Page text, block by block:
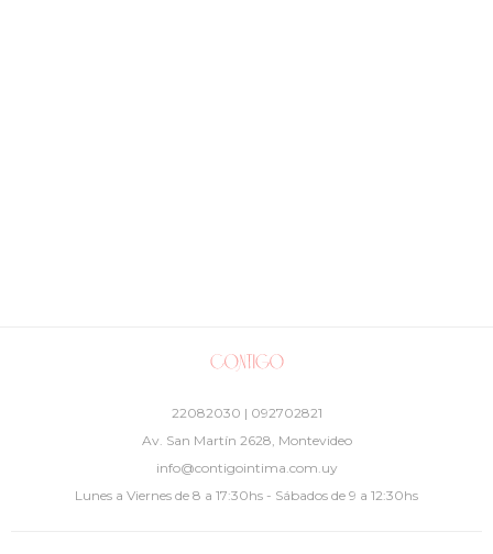
22082030 | 092702821
Av. San Martín 2628, Montevideo
info@contigointima.com.uy
Lunes a Viernes de 8 a 17:30hs - Sábados de 9 a 12:30hs